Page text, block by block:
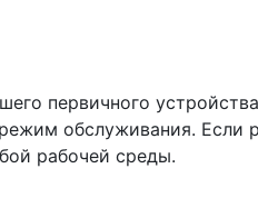
первичного
обслуживания. Если
рабочей среды.